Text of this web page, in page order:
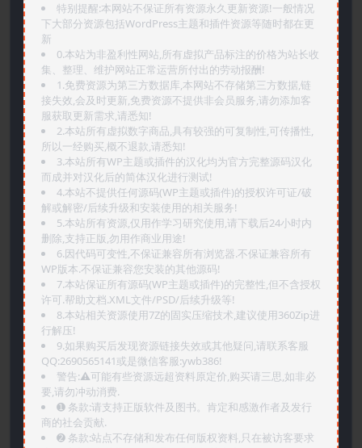
特别提醒:本网站不保证所有资源永久更新资源!一般情况
下大部分资源包括WordPress主题和插件资源等随时都在更
新
0.本站为非盈利性网站,所有虚拟产品标注的价格为站长收
集、整理、维护网站正常运营所付出的劳动报酬!
1.免费资源为第三方数据库,本网站不存储第三方数据,链
接失效,会及时更新,免费资源不提供非会员服务,请勿添加客
服获取更新需求,请悉知!
2.本站所有虚拟数字商品,具有较强的可复制性,可传播性,
所以一经购买,概不退款,请悉知!
3.本站所有WP主题或插件的汉化均为官方完整源码汉化
而成并对汉化后的简体汉化进行测试!
4.本站不提供任何源码(WP主题或插件)的授权许可证/破
解或解密/后续升级和安装使用的相关服务!
5.本站所有资源,仅用作学习研究使用,请下载后24小时内
删除,支持正版,勿用作商业用途!
6.因代码可变性,不保证兼容所有浏览器.不保证兼容所有
WP版本.不保证兼容您安装的其他源码!
7.本站保证所有源码(WP主题或插件)的完整性,但不含授权
许可.帮助文档.XML文件/PSD/后续升级等!
8.本站相关资源使用7Z的固实压缩技术,建议使用360Zip进
行解压!
9.如果购买后发现资源链接失效或其他疑问,请联系客服
QQ:2690565141或是微信客服:ywb386!
警告:⚠️可能有些资源远超资料原定价,购买请三思,如非必
要,请勿冲动消费.
➊️ 条款:请支持正版软件及图书。肯定和感激作者及发行
商的社会贡献.
➋️ 条款:站点不存储和发布任何版权资料,只在被访客要求